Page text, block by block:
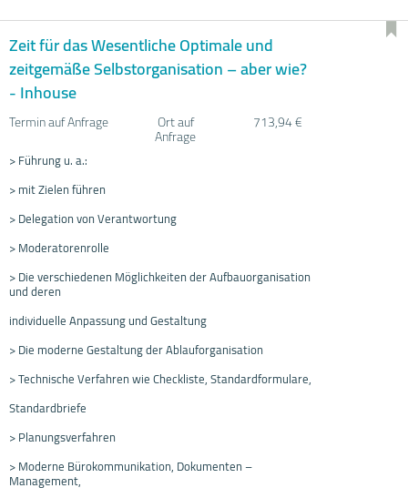
Zeit für das Wesentliche Optimale und
zeitgemäße Selbstorganisation – aber wie?
- Inhouse
Termin auf Anfrage Ort auf
Anfrage
713,94 €
> Führung u. a.:
> mit Zielen führen
> Delegation von Verantwortung
> Moderatorenrolle
> Die verschiedenen Möglichkeiten der Aufbauorganisation
und deren
individuelle Anpassung und Gestaltung
> Die moderne Gestaltung der Ablauforganisation
> Technische Verfahren wie Checkliste, Standardformulare,
Standardbriefe
> Planungsverfahren
> Moderne Bürokommunikation, Dokumenten –
Management,